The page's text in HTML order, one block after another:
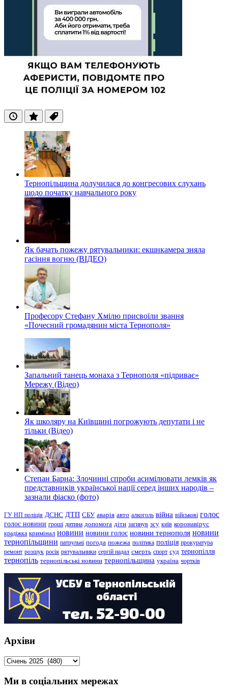
ОстанніПопулярні
Теги
Тернопільщина долучилася до конгресових слухань
щодо початку навчального року
Як бачать пожежу рятувальники: екшнкамера зняла
гасіння вогню (ВІДЕО)
Професору Стефану Хмілю присвоїли звання
«Почесний громадянин міста Тернополя»
Запальний танець монаха з Тернополя «підриває»
Мережу (Відео)
Як школяру на Київщині погрожують депутати і не
тільки (Відео)
Степан Барна: Злочинні спроби асимілювати лемків як
представників української нації серед інших народів –
зазнали фіаско (фото)
ГУ НП поліція ДСНС ДТП СБУ аварія авто алкоголь війна військові голос
голос новини гроші дитина допомога діти загинув зсу київ коронавірус
крадіжка кримінал новини новини голос новини тернополя новини
тернопільщини патрульні погода пожежа політика поліція прокуратура
ремонт розшук росія рятувальники сергій надал смерть спорт суд тернопілля
тернопіль тернопільські новини тернопільщина україна чортків
Архіви
Архіви
Ми в соціальних мережах